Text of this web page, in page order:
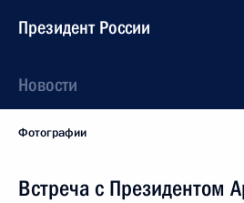
Президент России
Новости
Фотографии
Встреча с Президентом